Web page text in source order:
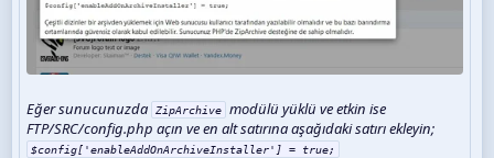
Eğer sunucunuzda ZipArchive modülü yüklü ve etkin ise
FTP/SRC/config.php açın ve en alt satırına aşağıdaki satırı ekleyin;
$config['enableAddOnArchiveInstaller'] = true;